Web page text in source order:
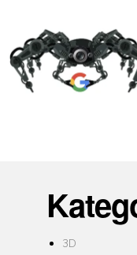
3D